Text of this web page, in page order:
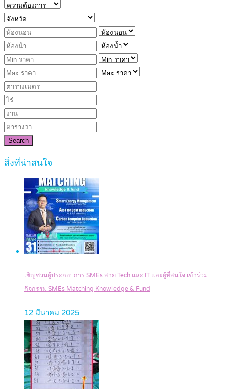
Search
สิ่งที่น่าสนใจ
เชิญชวนผู้ประกอบการ SMEs สาย Tech และ IT และผู้ที่สนใจ เข้าร่วม
กิจกรรม SMEs Matching Knowledge & Fund
12 มีนาคม 2025